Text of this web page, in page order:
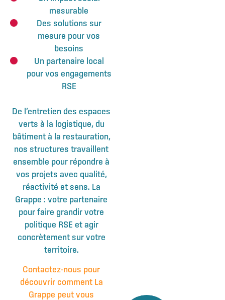
mesurable
Des solutions sur
mesure pour vos
besoins
Un partenaire local
pour vos engagements
RSE
De l’entretien des espaces
verts à la logistique, du
bâtiment à la restauration,
nos structures travaillent
ensemble pour répondre à
vos projets avec qualité,
réactivité et sens. La
Grappe : votre partenaire
pour faire grandir votre
politique RSE et agir
concrètement sur votre
territoire.
Contactez-nous pour
découvrir comment La
Grappe peut vous